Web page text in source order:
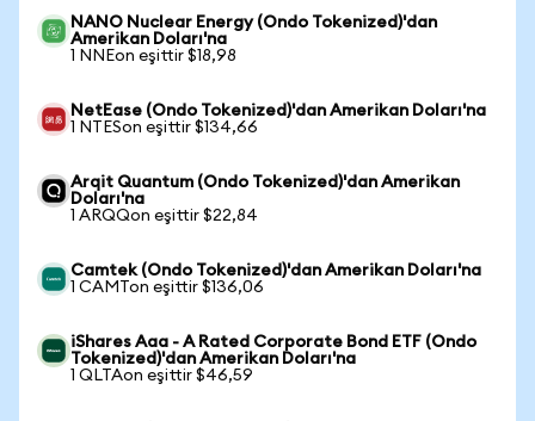
NANO Nuclear Energy (Ondo Tokenized)'dan
Amerikan Doları'na
1 NNEon eşittir $18,98
NetEase (Ondo Tokenized)'dan Amerikan Doları'na
1 NTESon eşittir $134,66
Arqit Quantum (Ondo Tokenized)'dan Amerikan
Doları'na
1 ARQQon eşittir $22,84
Camtek (Ondo Tokenized)'dan Amerikan Doları'na
1 CAMTon eşittir $136,06
iShares Aaa - A Rated Corporate Bond ETF (Ondo
Tokenized)'dan Amerikan Doları'na
1 QLTAon eşittir $46,59